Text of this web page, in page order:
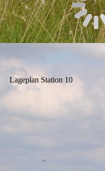
Lageplan Station 10